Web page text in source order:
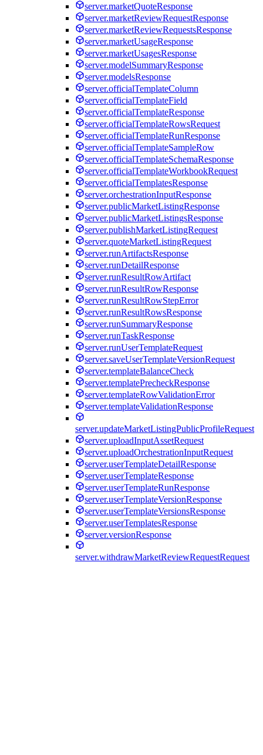
server.marketQuoteResponse
server.marketReviewRequestResponse
server.marketReviewRequestsResponse
server.marketUsageResponse
server.marketUsagesResponse
server.modelSummaryResponse
server.modelsResponse
server.officialTemplateColumn
server.officialTemplateField
server.officialTemplateResponse
server.officialTemplateRowsRequest
server.officialTemplateRunResponse
server.officialTemplateSampleRow
server.officialTemplateSchemaResponse
server.officialTemplateWorkbookRequest
server.officialTemplatesResponse
server.orchestrationInputResponse
server.publicMarketListingResponse
server.publicMarketListingsResponse
server.publishMarketListingRequest
server.quoteMarketListingRequest
server.runArtifactsResponse
server.runDetailResponse
server.runResultRowArtifact
server.runResultRowResponse
server.runResultRowStepError
server.runResultRowsResponse
server.runSummaryResponse
server.runTaskResponse
server.runUserTemplateRequest
server.saveUserTemplateVersionRequest
server.templateBalanceCheck
server.templatePrecheckResponse
server.templateRowValidationError
server.templateValidationResponse
server.updateMarketListingPublicProfileRequest
server.uploadInputAssetRequest
server.uploadOrchestrationInputRequest
server.userTemplateDetailResponse
server.userTemplateResponse
server.userTemplateRunResponse
server.userTemplateVersionResponse
server.userTemplateVersionsResponse
server.userTemplatesResponse
server.versionResponse
server.withdrawMarketReviewRequestRequest